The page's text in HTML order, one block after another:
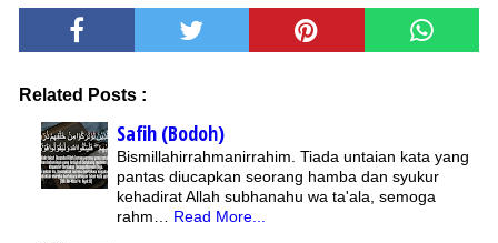
Related Posts :
Safih (Bodoh)
Bismillahirrahmanirrahim. Tiada untaian kata yang
pantas diucapkan seorang hamba dan syukur
kehadirat Allah subhanahu wa ta'ala, semoga
rahm… Read More...